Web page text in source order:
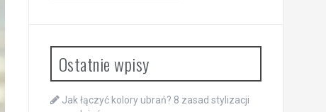
Ostatnie wpisy
Jak łączyć kolory ubrań? 8 zasad stylizacji